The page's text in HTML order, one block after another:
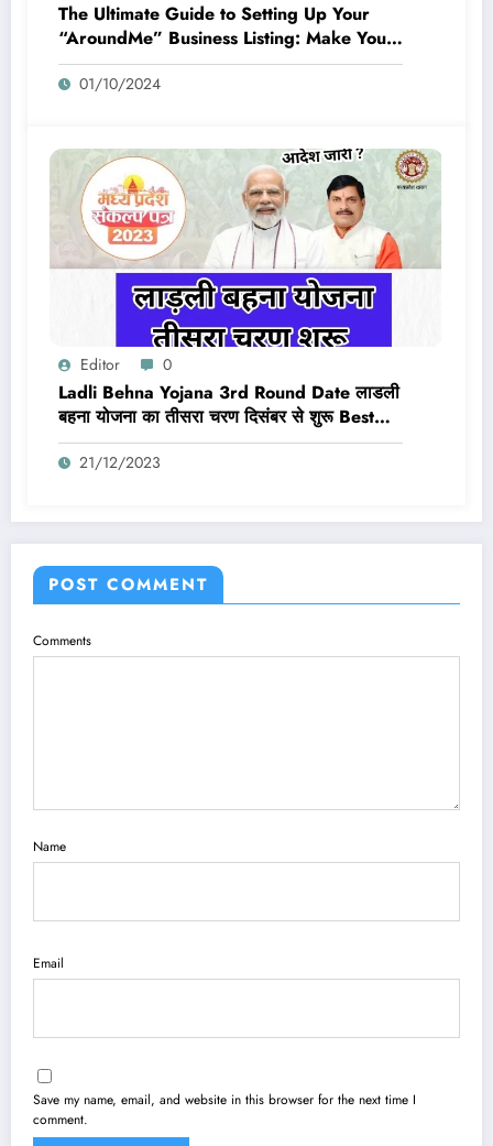
The Ultimate Guide to Setting Up Your
“AroundMe” Business Listing: Make Your
Business Easy to Find
01/10/2024
Editor 0
Ladli Behna Yojana 3rd Round Date लाडली
बहना योजना का तीसरा चरण दिसंबर से शुरू Best
Link Active
21/12/2023
POST COMMENT
Comments
Name
Email
Save my name, email, and website in this browser for the next time I
comment.